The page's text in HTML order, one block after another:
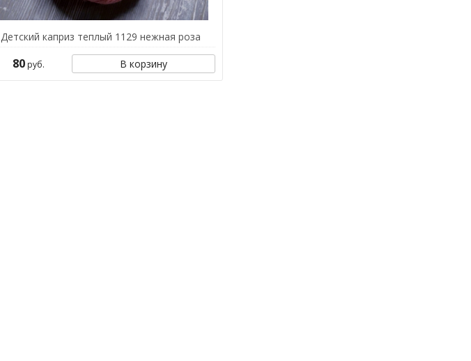
Детский каприз теплый 1129 нежная роза
80 руб. В корзину